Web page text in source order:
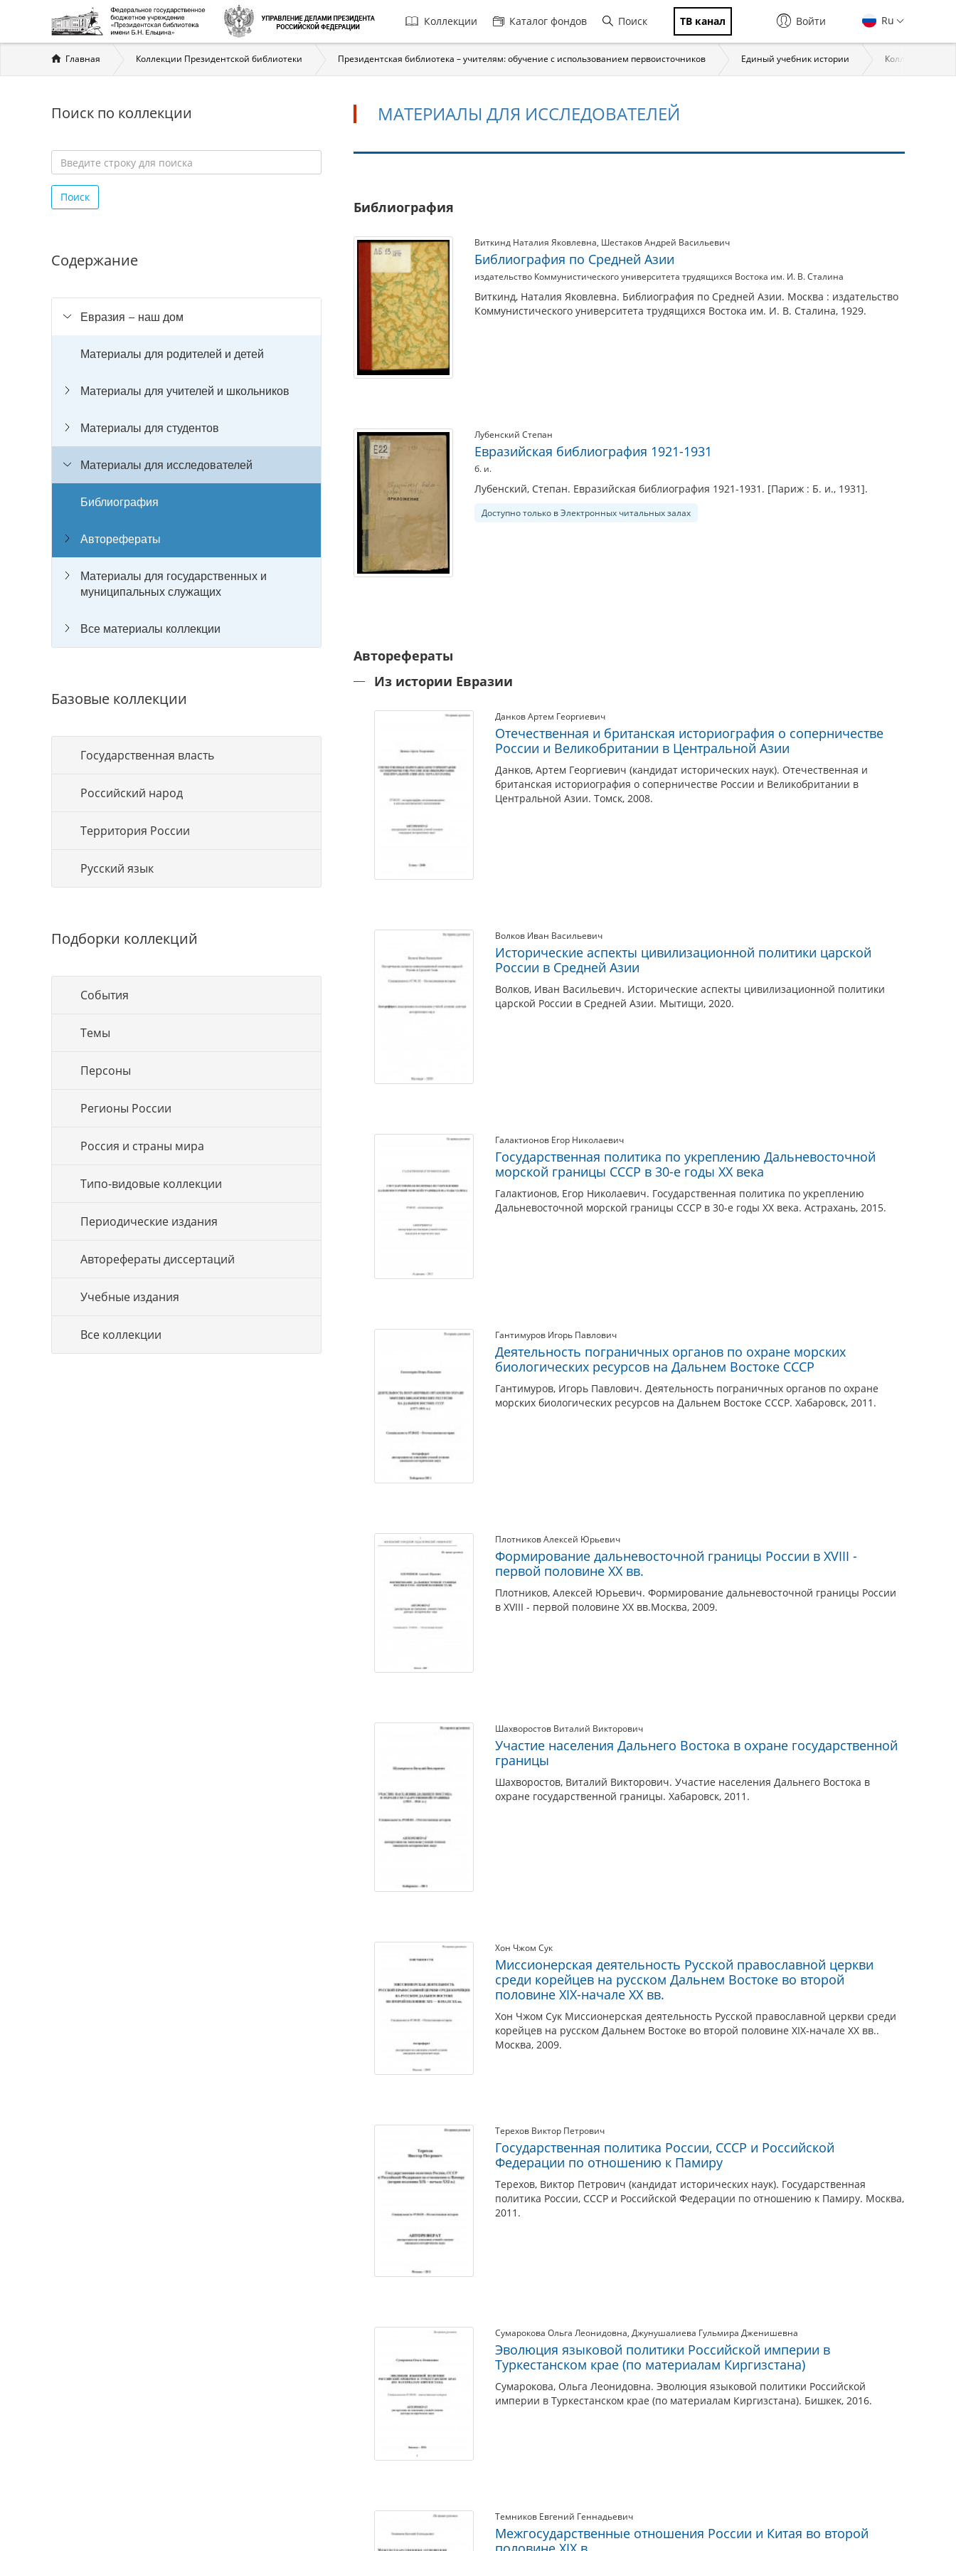
Главная
навигация
Коллекции Каталог фондов Поиск ТВ канал Ru
Войти
Вы
здесь
Главная Коллекции Президентской библиотеки Президентская библиотека – учителям: обучение с использованием первоисточников Единый учебник истории Коллекции
Поиск по коллекции
строку
для
Поиск
Содержание
Евразия – наш дом
Материалы для родителей и детей
Материалы для учителей и школьников
Материалы для студентов
Материалы для исследователей
Библиография
Авторефераты
Материалы для государственных и
муниципальных служащих
Все материалы коллекции
Базовые коллекции
Государственная власть
Российский народ
Территория России
Русский язык
Подборки коллекций
События
Темы
Персоны
Регионы России
Россия и страны мира
Типо-видовые коллекции
Периодические издания
Авторефераты диссертаций
Учебные издания
Все коллекции
МАТЕРИАЛЫ ДЛЯ ИССЛЕДОВАТЕЛЕЙ
для
исследователей
Библиография
Виткинд Наталия Яковлевна, Шестаков Андрей Васильевич
Библиография по Средней Азии
издательство Коммунистического университета трудящихся Востока им. И. В. Сталина
Виткинд, Наталия Яковлевна. Библиография по Средней Азии. Москва : издательство
Коммунистического университета трудящихся Востока им. И. В. Сталина, 1929.
Лубенский Степан
Евразийская библиография 1921-1931
б. и.
Лубенский, Степан. Евразийская библиография 1921-1931. [Париж : Б. и., 1931].
Доступно только в Электронных читальных залах
Авторефераты
Из истории Евразии
Данков Артем Георгиевич
Отечественная и британская историография о соперничестве
России и Великобритании в Центральной Азии
Данков, Артем Георгиевич (кандидат исторических наук). Отечественная и
британская историография о соперничестве России и Великобритании в
Центральной Азии. Томск, 2008.
Волков Иван Васильевич
Исторические аспекты цивилизационной политики царской
России в Средней Азии
Волков, Иван Васильевич. Исторические аспекты цивилизационной политики
царской России в Средней Азии. Мытищи, 2020.
Галактионов Егор Николаевич
Государственная политика по укреплению Дальневосточной
морской границы СССР в 30-е годы XX века
Галактионов, Егор Николаевич. Государственная политика по укреплению
Дальневосточной морской границы СССР в 30-е годы XX века. Астрахань, 2015.
Гантимуров Игорь Павлович
Деятельность пограничных органов по охране морских
биологических ресурсов на Дальнем Востоке СССР
Гантимуров, Игорь Павлович. Деятельность пограничных органов по охране
морских биологических ресурсов на Дальнем Востоке СССР. Хабаровск, 2011.
Плотников Алексей Юрьевич
Формирование дальневосточной границы России в XVIII -
первой половине XX вв.
Плотников, Алексей Юрьевич. Формирование дальневосточной границы России
в XVIII - первой половине XX вв.Москва, 2009.
Шахворостов Виталий Викторович
Участие населения Дальнего Востока в охране государственной
границы
Шахворостов, Виталий Викторович. Участие населения Дальнего Востока в
охране государственной границы. Хабаровск, 2011.
Хон Чжом Сук
Миссионерская деятельность Русской православной церкви
среди корейцев на русском Дальнем Востоке во второй
половине XIX-начале XX вв.
Хон Чжом Сук Миссионерская деятельность Русской православной церкви среди
корейцев на русском Дальнем Востоке во второй половине XIX-начале XX вв..
Москва, 2009.
Терехов Виктор Петрович
Государственная политика России, СССР и Российской
Федерации по отношению к Памиру
Терехов, Виктор Петрович (кандидат исторических наук). Государственная
политика России, СССР и Российской Федерации по отношению к Памиру. Москва,
2011.
Сумарокова Ольга Леонидовна,Джунушалиева Гульмира Дженишевна
Эволюция языковой политики Российской империи в
Туркестанском крае (по материалам Киргизстана)
Сумарокова, Ольга Леонидовна. Эволюция языковой политики Российской
империи в Туркестанском крае (по материалам Киргизстана). Бишкек, 2016.
Темников Евгений Геннадьевич
Межгосударственные отношения России и Китая во второй